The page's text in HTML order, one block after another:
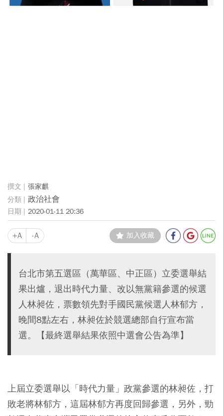
張家麒
政治社會
2020-01-11 20:36
+A -A 加入收藏
台北市第五選區（萬華區、中正區）立委選舉結
果出爐，退出時代力量、改以無黨籍參選的候選
人林昶佐，票數領先對手國民黨候選人林郁方，
晚間8點左右，林昶佐於競選總部自行宣布當
選。【最終選舉結果依照中選會公告為準】
上屆立委選舉以「時代力量」政黨參選的林昶佐，打
敗老將林郁方，這屆林郁方再度回歸參選，另外，勁